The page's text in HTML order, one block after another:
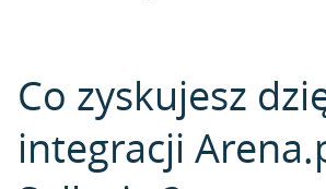
Co zyskujesz
integracji